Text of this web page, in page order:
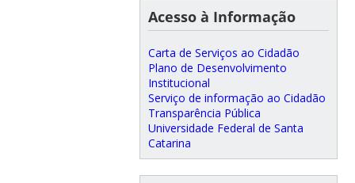
Acesso à Informação
Carta de Serviços ao Cidadão
Plano de Desenvolvimento
Institucional
Serviço de informação ao Cidadão
Transparência Pública
Universidade Federal de Santa
Catarina